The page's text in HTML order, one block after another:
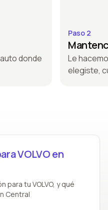
donde
Paso 2
Le
elegiste,
VOLVO en
para tu VOLVO, y qué
Central